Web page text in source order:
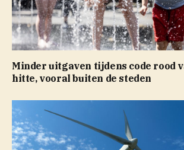
Minder uitgaven tijdens code rood
hitte, vooral buiten de steden